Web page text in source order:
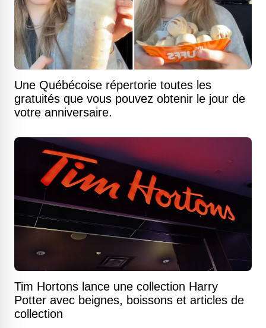
Une Québécoise répertorie toutes les
gratuités que vous pouvez obtenir le jour de
votre anniversaire.
Tim Hortons lance une collection Harry
Potter avec beignes, boissons et articles de
collection